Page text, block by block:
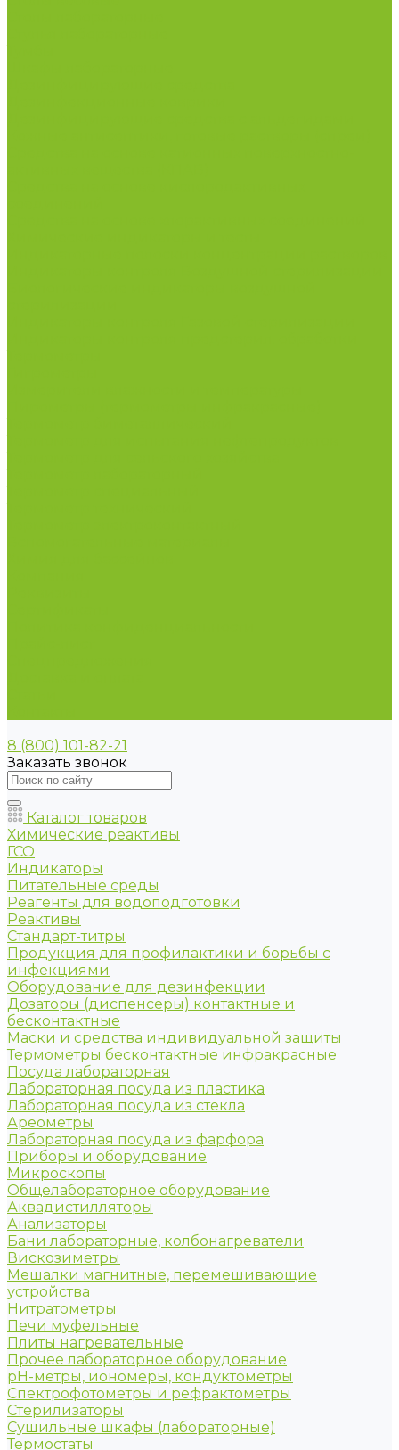
8 (800) 101-82-21
Заказать звонок
Каталог товаров
Химические реактивы
ГСО
Индикаторы
Питательные среды
Реагенты для водоподготовки
Реактивы
Стандарт-титры
Продукция для профилактики и борьбы с
инфекциями
Оборудование для дезинфекции
Дозаторы (диспенсеры) контактные и
бесконтактные
Маски и средства индивидуальной защиты
Термометры бесконтактные инфракрасные
Посуда лабораторная
Лабораторная посуда из пластика
Лабораторная посуда из стекла
Ареометры
Лабораторная посуда из фарфора
Приборы и оборудование
Микроскопы
Общелабораторное оборудование
Аквадистилляторы
Анализаторы
Бани лабораторные, колбонагреватели
Вискозиметры
Мешалки магнитные, перемешивающие
устройства
Нитратометры
Печи муфельные
Плиты нагревательные
Прочее лабораторное оборудование
рН-метры, иономеры, кондуктометры
Спектрофотометры и рефрактометры
Стерилизаторы
Сушильные шкафы (лабораторные)
Термостаты